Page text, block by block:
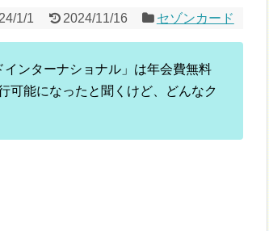
1/1 2024/11/16 セゾンカード
ンターナショナル」は年会費無料
可能になったと聞くけど、どんなク